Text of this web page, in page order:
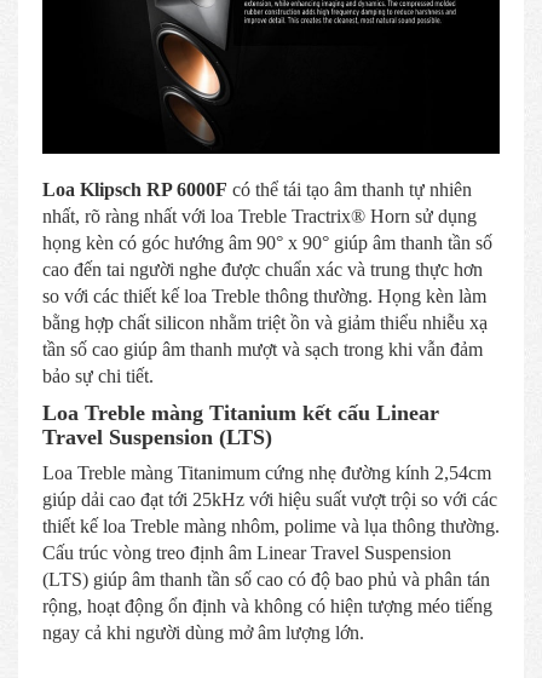
Loa Klipsch RP 6000F có thể tái tạo âm thanh tự nhiên
nhất, rõ ràng nhất với loa Treble Tractrix® Horn sử dụng
họng kèn có góc hướng âm 90° x 90° giúp âm thanh tần số
cao đến tai người nghe được chuẩn xác và trung thực hơn
so với các thiết kế loa Treble thông thường. Họng kèn làm
bằng hợp chất silicon nhằm triệt ồn và giảm thiểu nhiễu xạ
tần số cao giúp âm thanh mượt và sạch trong khi vẫn đảm
bảo sự chi tiết.
Loa Treble màng Titanium kết cấu Linear
Travel Suspension (LTS)
Loa Treble màng Titanimum cứng nhẹ đường kính 2,54cm
giúp dải cao đạt tới 25kHz với hiệu suất vượt trội so với các
thiết kế loa Treble màng nhôm, polime và lụa thông thường.
Cấu trúc vòng treo định âm Linear Travel Suspension
(LTS) giúp âm thanh tần số cao có độ bao phủ và phân tán
rộng, hoạt động ổn định và không có hiện tượng méo tiếng
ngay cả khi người dùng mở âm lượng lớn.